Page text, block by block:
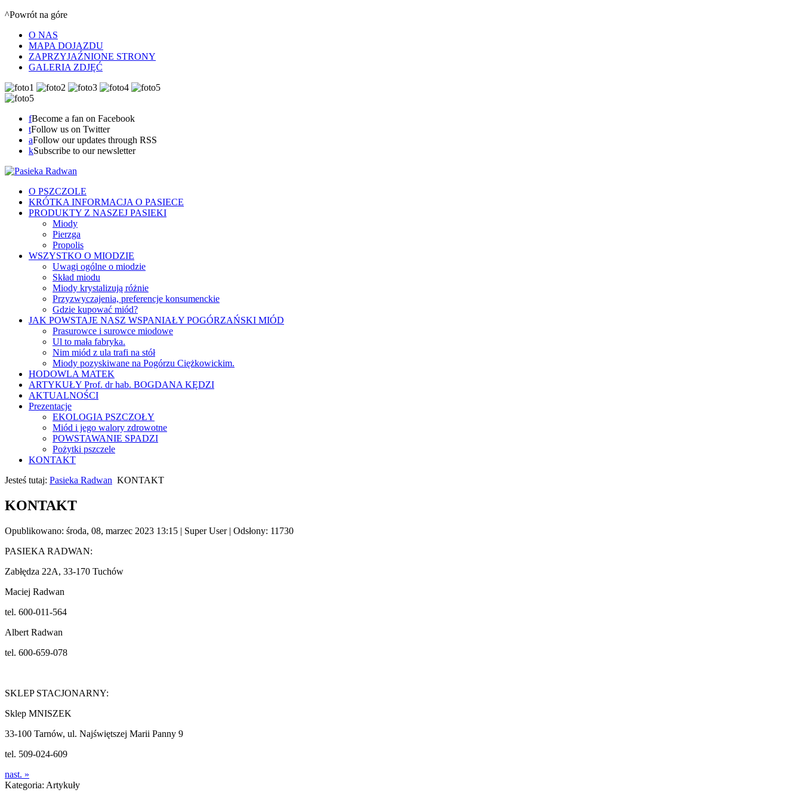
^Powrót na góre
O NAS
MAPA DOJAZDU
ZAPRZYJAŹNIONE STRONY
GALERIA ZDJĘĆ
fBecome a fan on Facebook
tFollow us on Twitter
aFollow our updates through RSS
kSubscribe to our newsletter
O PSZCZOLE
KRÓTKA INFORMACJA O PASIECE
PRODUKTY Z NASZEJ PASIEKI
Miody
Pierzga
Propolis
WSZYSTKO O MIODZIE
Uwagi ogólne o miodzie
Skład miodu
Miody krystalizują różnie
Przyzwyczajenia, preferencje konsumenckie
Gdzie kupować miód?
JAK POWSTAJE NASZ WSPANIAŁY POGÓRZAŃSKI MIÓD
Prasurowce i surowce miodowe
Ul to mała fabryka.
Nim miód z ula trafi na stół
Miody pozyskiwane na Pogórzu Ciężkowickim.
HODOWLA MATEK
ARTYKUŁY Prof. dr hab. BOGDANA KĘDZI
AKTUALNOŚCI
Prezentacje
EKOLOGIA PSZCZOŁY
Miód i jego walory zdrowotne
POWSTAWANIE SPADZI
Pożytki pszczele
KONTAKT
Jesteś tutaj: Pasieka Radwan KONTAKT
KONTAKT
Opublikowano: środa, 08, marzec 2023 13:15 | Super User| Odsłony: 11730
PASIEKA RADWAN:
Zabłędza 22A, 33-170 Tuchów
Maciej Radwan
tel. 600-011-564
Albert Radwan
tel. 600-659-078
SKLEP STACJONARNY:
Sklep MNISZEK
33-100 Tarnów, ul. Najświętszej Marii Panny 9
tel. 509-024-609
nast. »
Kategoria: Artykuły